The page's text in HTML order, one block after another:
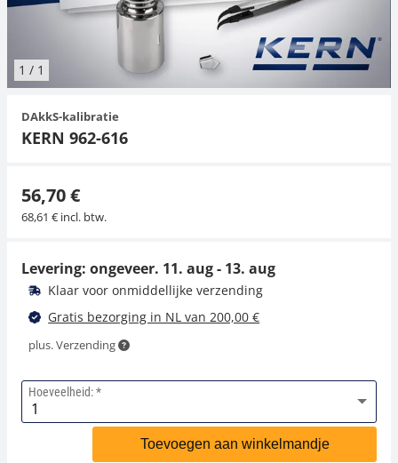
1 / 1
DAkkS-kalibratie
KERN 962-616
56,70 €
68,61 € incl. btw.
Levering: ongeveer. 11. aug - 13. aug
Klaar voor onmiddellijke verzending
Gratis bezorging in NL van 200,00 €
plus. Verzending
Hoeveelheid:
Toevoegen aan winkelmandje
Hangende weegschalen
Kraanweegschalen
Spannings- en compressiebelastingcellen
Trekapparaten
Externe verlichting
Toepassingen voor experts
Universele toepassingen
Kleurmeting